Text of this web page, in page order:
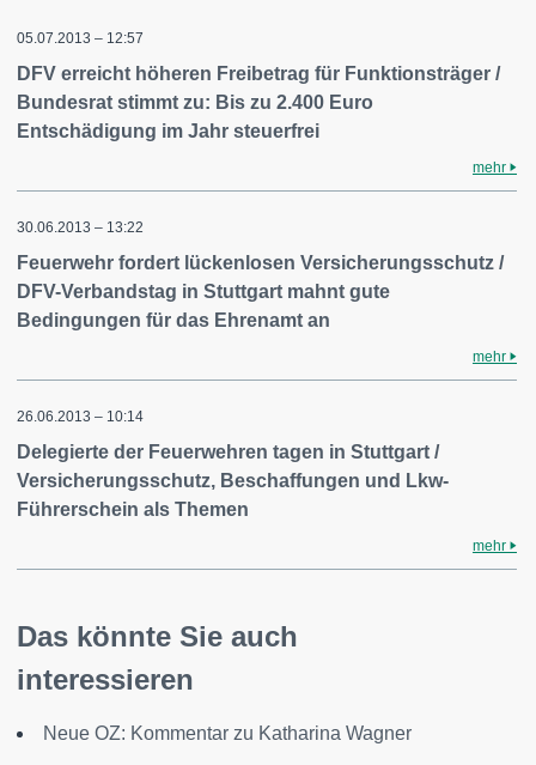
05.07.2013 – 12:57
DFV erreicht höheren Freibetrag für Funktionsträger /
Bundesrat stimmt zu: Bis zu 2.400 Euro
Entschädigung im Jahr steuerfrei
mehr
30.06.2013 – 13:22
Feuerwehr fordert lückenlosen Versicherungsschutz /
DFV-Verbandstag in Stuttgart mahnt gute
Bedingungen für das Ehrenamt an
mehr
26.06.2013 – 10:14
Delegierte der Feuerwehren tagen in Stuttgart /
Versicherungsschutz, Beschaffungen und Lkw-
Führerschein als Themen
mehr
Das könnte Sie auch
interessieren
Neue OZ: Kommentar zu Katharina Wagner